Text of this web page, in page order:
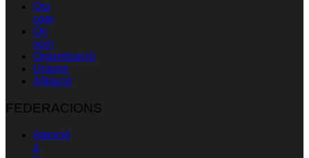
Qui
som
On
som
Organització
Unions
Afiliació
FEDERACIONS
Atenció
a